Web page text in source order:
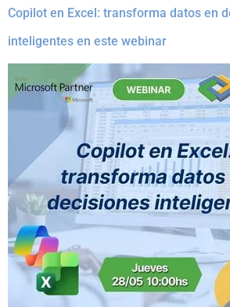
Copilot en Excel: transforma datos en
inteligentes en este webinar